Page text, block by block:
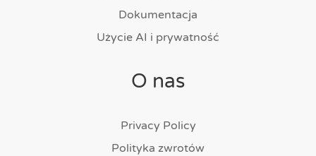
Dokumentacja
Użycie AI i prywatność
O nas
Privacy Policy
Polityka zwrotów